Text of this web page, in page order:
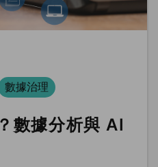
數據治理
數據分析與 AI